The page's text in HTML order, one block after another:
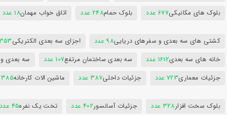
بلوک های مکانیکی677 عدد بلوک حمام248 عدد اتاق خواب مهمان18 عدد
کشتی های سه بعدی و سفرهای دریایی98 عدد اجزای سه بعدی الکتریکی353
خانه های سه بعدی1612 عدد سه بعدی ساختمان مرتفع107 عدد سه بعدی
جزئیات معماری723 عدد جزئیات داخلی387 عدد ماشین الات کارخانه385 عدد
بلوک سخت افزار328 عدد جزئیات آسانسور402 عدد تخت یک نفره45 عدد